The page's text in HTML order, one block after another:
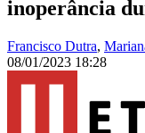
inoperância
Francisco Dutra,
08/01/2023 18:28